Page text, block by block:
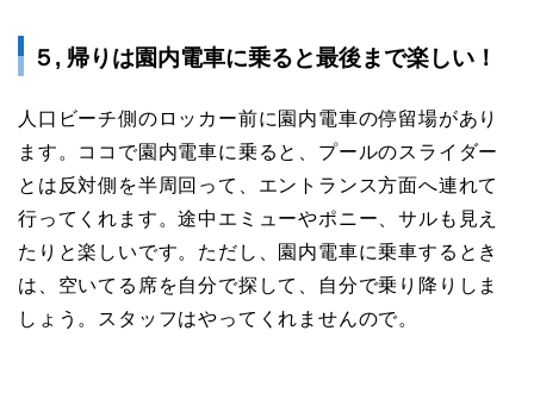
５, 帰りは園内電車に乗ると最後まで楽しい！
人口ビーチ側のロッカー前に園内電車の停留場があり
ます。ココで園内電車に乗ると、プールのスライダー
とは反対側を半周回って、エントランス方面へ連れて
行ってくれます。途中エミューやポニー、サルも見え
たりと楽しいです。ただし、園内電車に乗車するとき
は、空いてる席を自分で探して、自分で乗り降りしま
しょう。スタッフはやってくれませんので。